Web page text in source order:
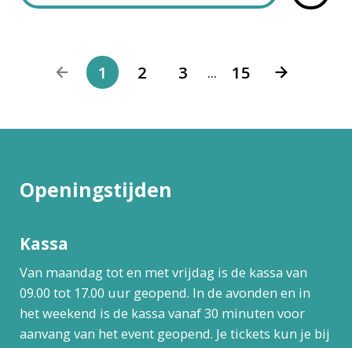
1 2 3 ... 15
Openingstijden
Kassa
Van maandag tot en met vrijdag is de kassa van
09.00 tot 17.00 uur geopend. In de avonden en in
het weekend is de kassa vanaf 30 minuten voor
aanvang van het event geopend. Je tickets kun je bij